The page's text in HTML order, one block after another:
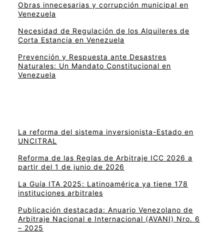
Obras innecesarias y corrupción municipal en
Venezuela
Necesidad de Regulación de los Alquileres de
Corta Estancia en Venezuela
Prevención y Respuesta ante Desastres
Naturales: Un Mandato Constitucional en
Venezuela
La reforma del sistema inversionista-Estado en
UNCITRAL
Reforma de las Reglas de Arbitraje ICC 2026 a
partir del 1 de junio de 2026
La Guía ITA 2025: Latinoamérica ya tiene 178
instituciones arbitrales
Publicación destacada: Anuario Venezolano de
Arbitraje Nacional e Internacional (AVANI) Nro. 6
– 2025